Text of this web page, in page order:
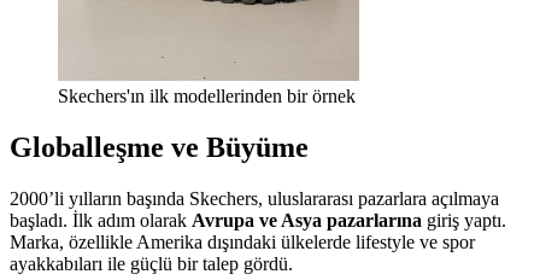
Skechers'ın ilk modellerinden bir örnek
Globalleşme ve Büyüme
2000’li yılların başında Skechers, uluslararası pazarlara açılmaya
başladı. İlk adım olarak Avrupa ve Asya pazarlarına giriş yaptı.
Marka, özellikle Amerika dışındaki ülkelerde lifestyle ve spor
ayakkabıları ile güçlü bir talep gördü.